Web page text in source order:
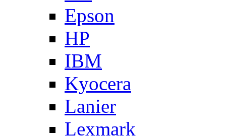
Epson
HP
IBM
Kyocera
Lanier
Lexmark